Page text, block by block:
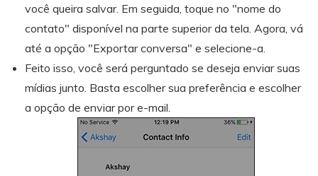
você queira salvar. Em seguida, toque no "nome do
contato" disponível na parte superior da tela. Agora, vá
até a opção "Exportar conversa" e selecione-a.
Feito isso, você será perguntado se deseja enviar suas
mídias junto. Basta escolher sua preferência e escolher
a opção de enviar por e-mail.